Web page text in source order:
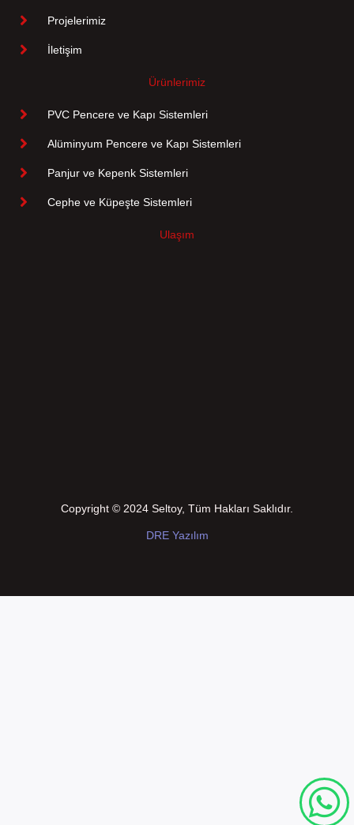
Projelerimiz
İletişim
Ürünlerimiz
PVC Pencere ve Kapı Sistemleri
Alüminyum Pencere ve Kapı Sistemleri
Panjur ve Kepenk Sistemleri
Cephe ve Küpeşte Sistemleri
Ulaşım
Copyright © 2024 Seltoy, Tüm Hakları Saklıdır.
DRE Yazılım